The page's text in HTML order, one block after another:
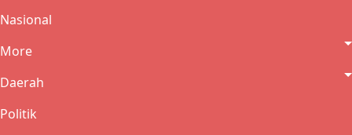
Nasional
More
Daerah
Politik